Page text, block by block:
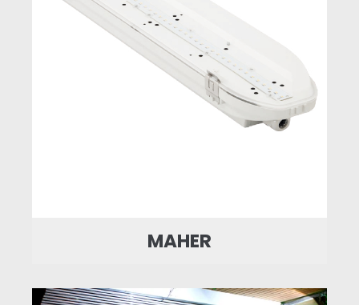
MAHER